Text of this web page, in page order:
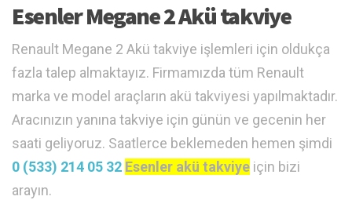
Esenler Megane 2 Akü takviye
Renault Megane 2 Akü takviye işlemleri için oldukça
fazla talep almaktayız. Firmamızda tüm Renault
marka ve model araçların akü takviyesi yapılmaktadır.
Aracınızın yanına takviye için günün ve gecenin her
saati geliyoruz. Saatlerce beklemeden hemen şimdi
0 (533) 214 05 32 Esenler akü takviye için bizi
arayın.